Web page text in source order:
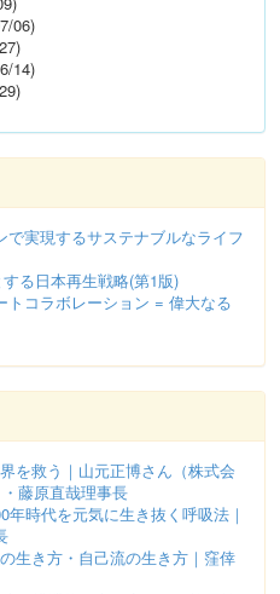
06)
14)
実現するサステナブルなライフ
る日本再生戦略(第1版)
トコラボレーション = 偉大なる
を救う｜山元正博さん（株式会
藤原直哉理事長
時代を元気に生き抜く呼吸法｜
生き方・自己流の生き方｜窪倖